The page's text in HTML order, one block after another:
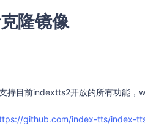
隆镜像
持目前indextts2开放的所有功能，
github.com/index-tts/index-